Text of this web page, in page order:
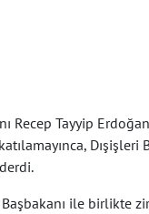
Recep Tayyip
Dışişleri
ile birlikte